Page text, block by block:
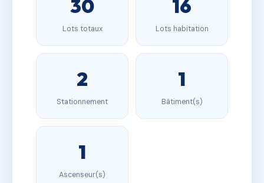
30
Lots totaux
16
Lots habitation
2
Stationnement
1
Bâtiment(s)
1
Ascenseur(s)